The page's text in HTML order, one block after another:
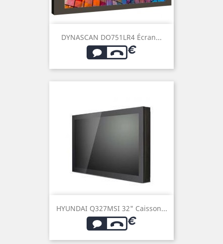
DYNASCAN DO751LR4 Écran...
HYUNDAI Q327MSI 32" Caisson...